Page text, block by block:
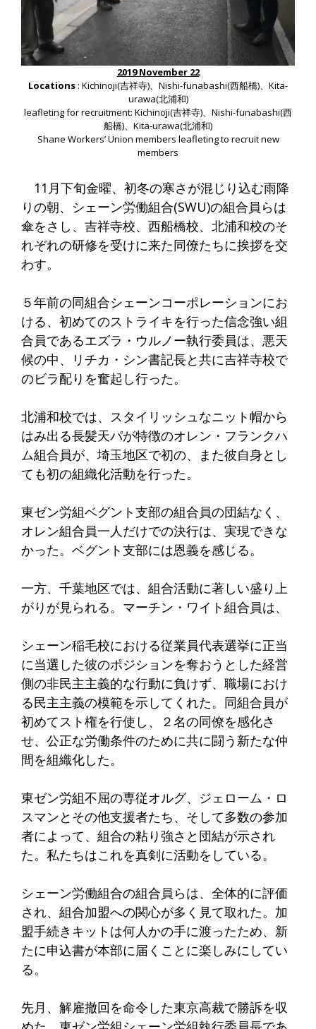
2019 November 22
Locations : Kichinoji(吉祥寺)、Nishi-funabashi(西船橋)、Kita-
urawa(北浦和)
leafleting for recruitment: Kichinoji(吉祥寺)、Nishi-funabashi(西
船橋)、Kita-urawa(北浦和)
Shane Workers’ Union members leafleting to recruit new
members
11月下旬金曜、初冬の寒さが混じり込む雨降
りの朝、シェーン労働組合(SWU)の組合員らは
傘をさし、吉祥寺校、西船橋校、北浦和校のそ
れぞれの研修を受けに来た同僚たちに挨拶を交
わす。
５年前の同組合シェーンコーポレーションにお
ける、初めてのストライキを行った信念強い組
合員であるエズラ・ウルノー執行委員は、悪天
候の中、リチカ・シン書記長と共に吉祥寺校で
のビラ配りを奮起し行った。
北浦和校では、スタイリッシュなニット帽から
はみ出る長髪天パが特徴のオレン・フランクハ
ム組合員が、埼玉地区で初の、また彼自身とし
ても初の組織化活動を行った。
東ゼン労組ベグント支部の組合員の団結なく、
オレン組合員一人だけでの決行は、実現できな
かった。ベグント支部には恩義を感じる。
一方、千葉地区では、組合活動に著しい盛り上
がりが見られる。マーチン・ワイト組合員は、
シェーン稲毛校における従業員代表選挙に正当
に当選した彼のポジションを奪おうとした経営
側の非民主主義的な行動に負けず、職場におけ
る民主主義の模範を示してくれた。同組合員が
初めてスト権を行使し、２名の同僚を感化さ
せ、公正な労働条件のために共に闘う新たな仲
間を組織化した。
東ゼン労組不屈の専従オルグ、ジェローム・ロ
スマンとその他支援者たち、そして多数の参加
者によって、組合の粘り強さと団結が示され
た。私たちはこれを真剣に活動をしている。
シェーン労働組合の組合員らは、全体的に評価
され、組合加盟への関心が多く見て取れた。加
盟手続きキットは何人かの手に渡ったため、新
たに申込書が本部に届くことに楽しみにしてい
る。
先月、解雇撤回を命令した東京高裁で勝訴を収